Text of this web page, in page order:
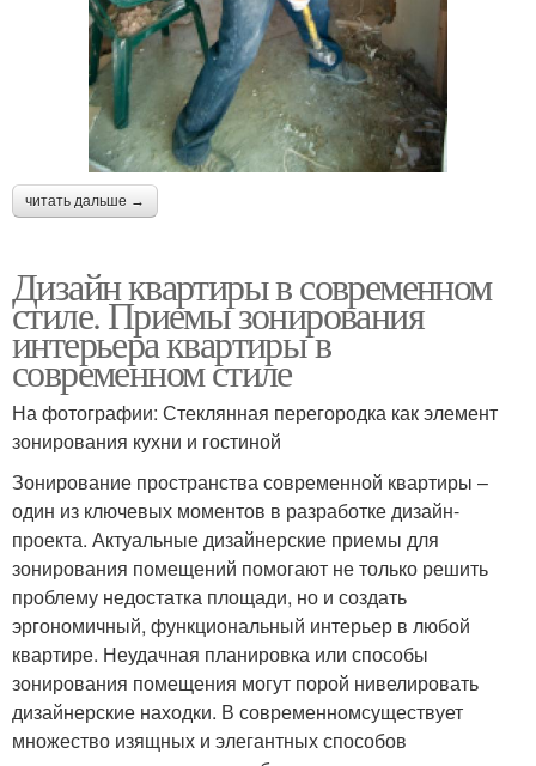
читать дальше →
Дизайн квартиры в современном
стиле. Приемы зонирования
интерьера квартиры в
современном стиле
На фотографии: Стеклянная перегородка как элемент
зонирования кухни и гостиной
Зонирование пространства современной квартиры –
один из ключевых моментов в разработке дизайн-
проекта. Актуальные дизайнерские приемы для
зонирования помещений помогают не только решить
проблему недостатка площади, но и создать
эргономичный, функциональный интерьер в любой
квартире. Неудачная планировка или способы
зонирования помещения могут порой нивелировать
дизайнерские находки. В современномсуществует
множество изящных и элегантных способов